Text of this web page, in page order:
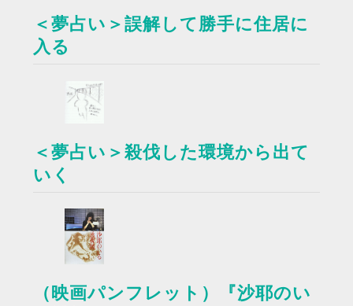
＜夢占い＞誤解して勝手に住居に
入る
＜夢占い＞殺伐した環境から出て
いく
（映画パンフレット）『沙耶のい